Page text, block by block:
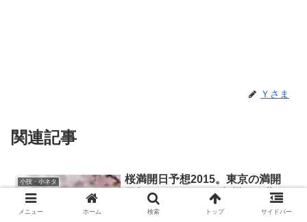
Ｙさま
関連記事
小技・小ネタ
桜満開日予想2015。東京の満開
予想日は3月31日。九州から北海
道まで全国89箇所の予想
メニュー ホーム 検索 トップ サイドバー